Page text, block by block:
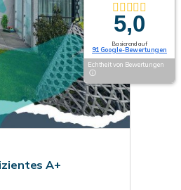
A+
5,0
Basierend auf
91 Google-Bewertungen
Echtheit von Bewertungen